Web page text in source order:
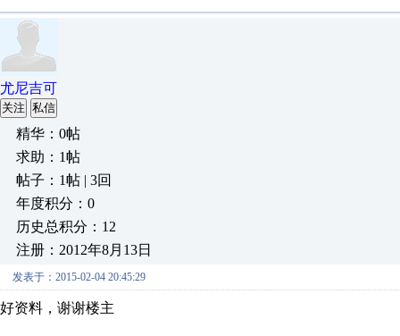
尤尼吉可
关注 私信
精华：0帖
求助：1帖
帖子：1帖 | 3回
年度积分：0
历史总积分：12
注册：2012年8月13日
发表于：2015-02-04 20:45:29
好资料，谢谢楼主